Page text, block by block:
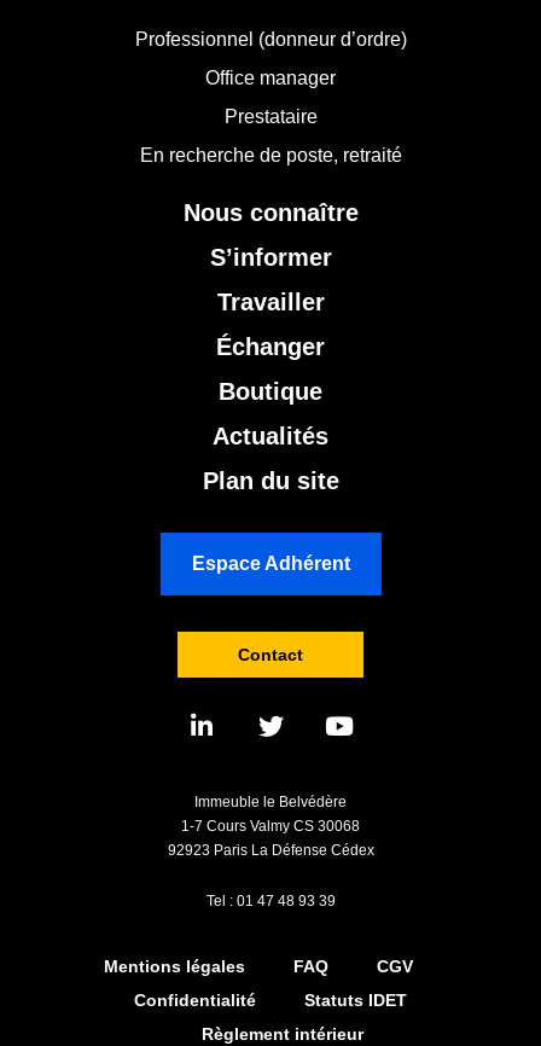
Professionnel (donneur d’ordre)
Office manager
Prestataire
En recherche de poste, retraité
Nous connaître
S’informer
Travailler
Échanger
Boutique
Actualités
Plan du site
Espace Adhérent
Contact
Immeuble le Belvédère
1-7 Cours Valmy CS 30068
92923 Paris La Défense Cédex
Tel : 01 47 48 93 39
Mentions légales FAQ
CGV
Confidentialité
Statuts IDET
Règlement intérieur